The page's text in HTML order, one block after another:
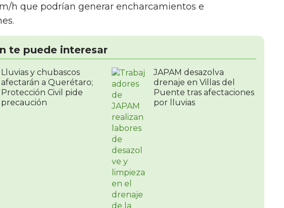
h que podrían generar encharcamientos e
te puede interesar
Lluvias y chubascos
afectarán a Querétaro;
Protección Civil pide
precaución
JAPAM desazolva
drenaje en Villas del
Puente tras afectaciones
por lluvias